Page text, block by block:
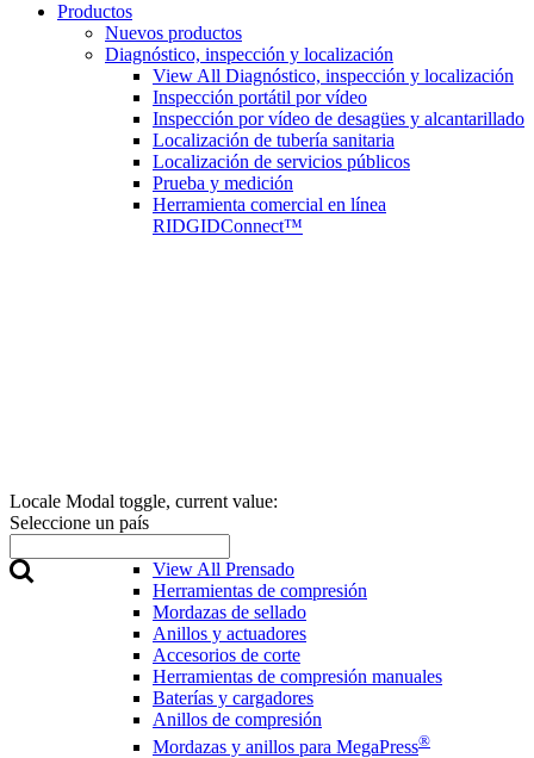
Locale Modal toggle, current value:
Seleccione un país
Productos
Nuevos productos
Diagnóstico, inspección y localización
View All Diagnóstico, inspección y localización
Inspección portátil por vídeo
Inspección por vídeo de desagües y alcantarillado
Localización de tubería sanitaria
Localización de servicios públicos
Prueba y medición
Herramienta comercial en línea
RIDGIDConnect™
View All Prensado
Herramientas de compresión
Mordazas de sellado
Anillos y actuadores
Accesorios de corte
Herramientas de compresión manuales
Baterías y cargadores
Anillos de compresión
Mordazas y anillos para MegaPress®